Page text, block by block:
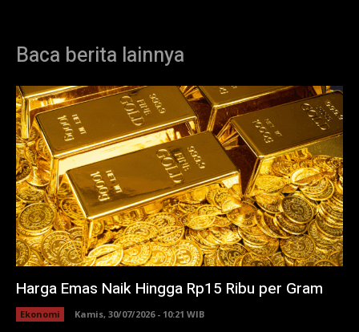
Baca berita lainnya
Harga Emas Naik Hingga Rp15 Ribu per Gram
Ekonomi Kamis, 30/07/2026 - 10:21 WIB